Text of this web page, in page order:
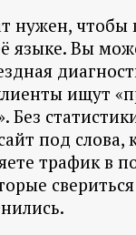
нужен, чтобы
языке. Вы
ищут
Без
под слова,
трафик в